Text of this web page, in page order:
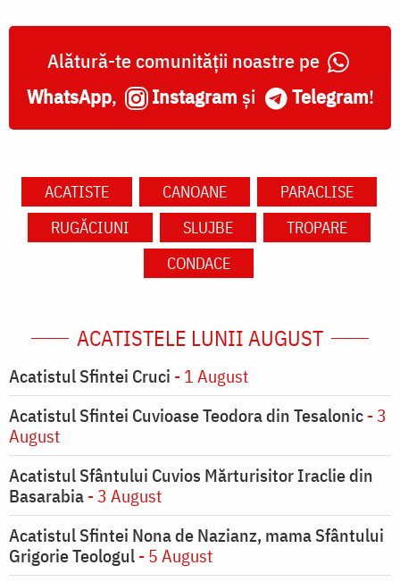
Alătură-te comunității noastre pe
WhatsApp, Instagram și Telegram!
ACATISTE CANOANE
PARACLISE
RUGĂCIUNI
SLUJBE
TROPARE
CONDACE
ACATISTELE LUNII AUGUST
Acatistul Sfintei Cruci - 1 August
Acatistul Sfintei Cuvioase Teodora din Tesalonic- 3
August
Acatistul Sfântului Cuvios Mărturisitor Iraclie din
Basarabia- 3 August
Acatistul Sfintei Nona de Nazianz, mama Sfântului
Grigorie Teologul- 5 August